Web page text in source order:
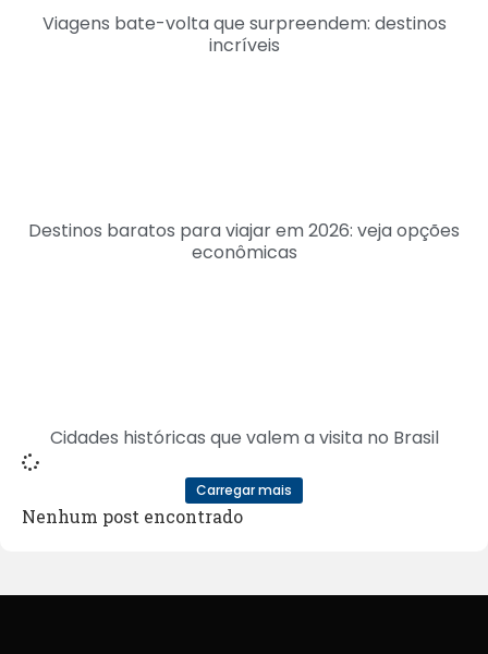
Viagens bate-volta que surpreendem: destinos
incríveis
Destinos baratos para viajar em 2026: veja opções
econômicas
Cidades históricas que valem a visita no Brasil
Carregar mais
Nenhum post encontrado